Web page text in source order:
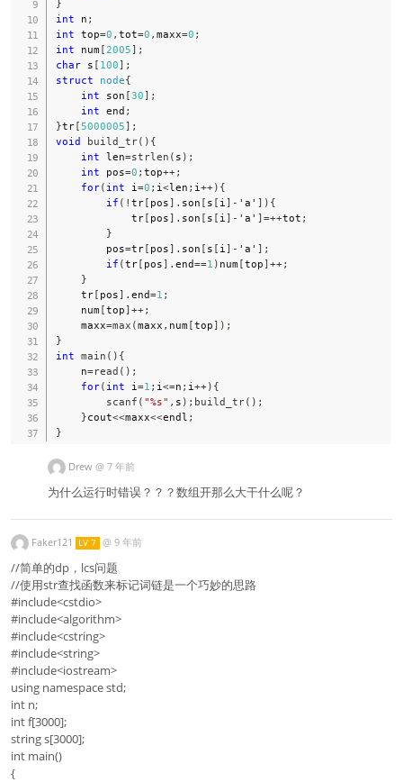
}
int n ;
int top=0 , tot=0 , maxx=0 ;
int num [2005] ;
char s [ 100] ;
struct
node{
int son [30] ;
int end ;
}tr[ 5000005] ;
void
build_tr( ) {
int len=strlen ( s ) ;
int pos=0 ; top++;
for( int i =0 ; i <len ; i ++) {
if ( ! tr[ pos] . son [ s [ i ] - 'a' ] ) {
            tr
[ pos] . son [ s [ i ] - 'a' ]=++tot ;
}
        pos
=tr[ pos] . son [ s [ i ] - 'a' ] ;
if (tr[ pos] . end==1 ) num [top]++;
}
    tr
[ pos] . end=1 ;
    num
[top]++;
    maxx
=max (maxx , num [top] ) ;
}
int main ( ) {
    n
=read ( ) ;
for( int i =1 ; i <=n ; i ++) {
scanf ( "%s" , s ) ; build_tr( ) ;
}cout<<maxx<<endl ;
}
Drew @ 7 年前
为什么运行时错误？？？数组开那么大干什么呢？
Faker121 LV 7 @ 9 年前
//简单的dp，lcs问题
//使用str查找函数来标记词链是一个巧妙的思路
#include<cstdio>
#include<algorithm>
#include<cstring>
#include<string>
#include<iostream>
using namespace std;
int n;
int f[3000];
string s[3000];
int main()
{